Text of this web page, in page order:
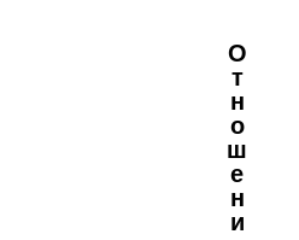
О
Т
Н
О
Ш
Е
Н
И